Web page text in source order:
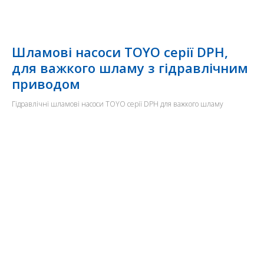
Шламові насоси TOYO серії DPH,
для важкого шламу з гідравлічним
приводом
Гідравлічні шламові насоси TOYO серії DPH для важкого шламу